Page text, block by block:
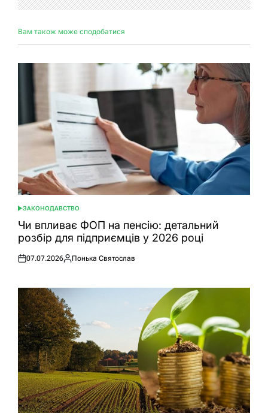
Вам також може сподобатися
ОПУБЛІКУВАТИ
У
ЗАКОНОДАВСТВО
Чи впливає ФОП на пенсію: детальний
розбір для підприємців у 2026 році
Оприлюднено
07.07.2026
Опубліковано
Понька Святослав